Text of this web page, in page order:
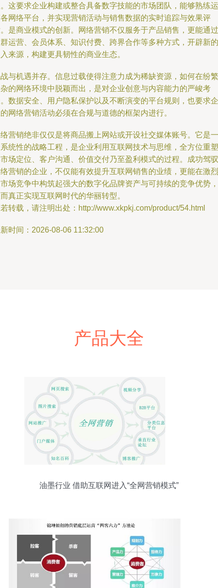
这要求企业构建或整合具备数字技能的市场团队，能够熟练运
网络平台，并实现营销活动与销售数据的实时追踪与效果评
是商业模式的创新。网络营销不仅服务于产品销售，更能通过
运营、会员体系、知识付费、跨界合作等多种方式，开辟新的
来源，构建更具韧性的商业生态。
与机遇并存。信息过载使得注意力成为稀缺资源，如何在纷繁
的网络环境中脱颖而出，是对企业创意与内容能力的严峻考
数据安全、用户隐私保护以及不断演变的平台规则，也要求企
网络营销活动必须在合规与道德的框架内进行。
营销绝非仅仅是将商品搬上网站或开设社交媒体账号。它是一
统性的战略工程，是企业利用互联网技术与思维，全方位重塑
场定位、客户沟通、价值交付乃至盈利模式的过程。成功驾驭
营销的企业，不仅能有效提升互联网销售的业绩，更能在激烈
场竞争中构筑起强大的数字化品牌资产与可持续的竞争优势，
真正实现互联网时代的华丽转型。
转载，请注明出处：http://www.xkpkj.com/product/54.html
时间：2026-08-06 11:32:00
产品大全
油墨行业 借助互联网进入“全网营销模式”